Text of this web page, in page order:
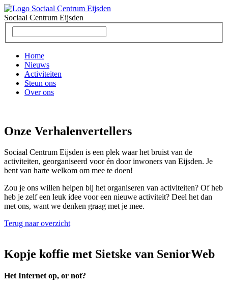
Sociaal Centrum Eijsden
Home
Nieuws
Activiteiten
Steun ons
Over ons
Onze Verhalenvertellers
Sociaal Centrum Eijsden is een plek waar het bruist van de
activiteiten, georganiseerd voor én door inwoners van Eijsden. Je
bent van harte welkom om mee te doen!
Zou je ons willen helpen bij het organiseren van activiteiten? Of heb
heb je zelf een leuk idee voor een nieuwe activiteit? Deel het dan
met ons, want we denken graag met je mee.
Terug naar overzicht
Kopje koffie met Sietske van SeniorWeb
Het Internet op, or not?